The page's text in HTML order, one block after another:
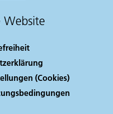
Website
(Cookies)